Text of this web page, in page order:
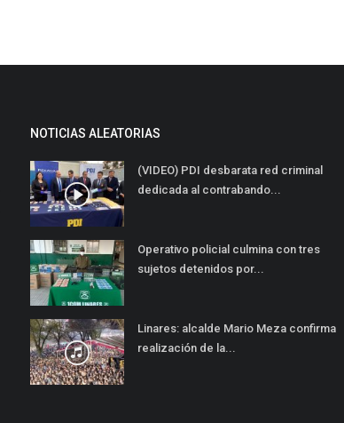
NOTICIAS ALEATORIAS
(VIDEO) PDI desbarata red criminal
dedicada al contrabando...
Operativo policial culmina con tres
sujetos detenidos por...
Linares: alcalde Mario Meza confirma
realización de la...